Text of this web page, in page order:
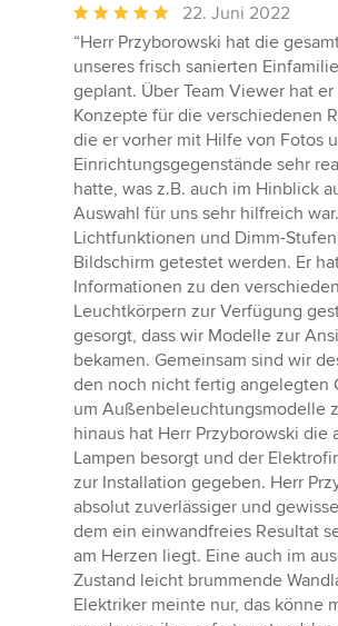
Durchschnittliche
Bewertung:
5
von
5
Sternen
22. Juni 2022
“Herr Przyborowski hat die
unseres frisch sanierten
geplant. Über Team Viewer hat
Konzepte für die verschiedenen
die er vorher mit Hilfe von Fotos
Einrichtungsgegenstände sehr
hatte, was z.B. auch im Hinblick
Auswahl für uns sehr hilfreich
Lichtfunktionen und Dimm-
Bildschirm getestet werden. Er
Informationen zu den
Leuchtkörpern zur Verfügung
gesorgt, dass wir Modelle zur
bekamen. Gemeinsam sind wir
den noch nicht fertig angelegten
um Außenbeleuchtungsmodelle
hinaus hat Herr Przyborowski die
Lampen besorgt und der
zur Installation gegeben. Herr
absolut zuverlässiger und
dem ein einwandfreies Resultat
am Herzen liegt. Eine auch im
Zustand leicht brummende
Elektriker meinte nur, das könne